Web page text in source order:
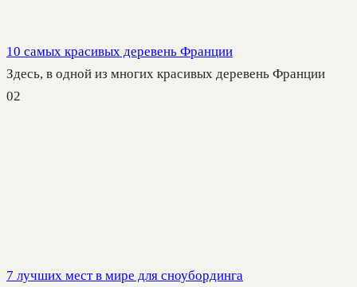
10 самых красивых деревень Франции
Здесь, в одной из многих красивых деревень Франции
02
7 лучших мест в мире для сноубординга